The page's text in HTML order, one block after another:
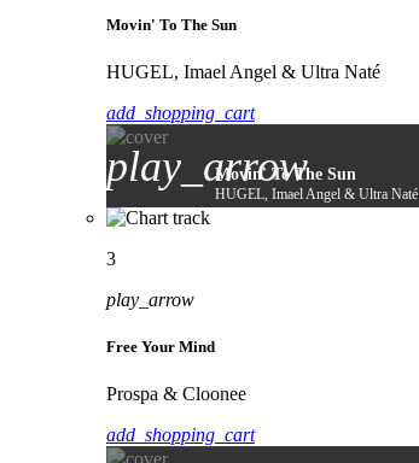
Movin' To The Sun
HUGEL, Imael Angel & Ultra Naté
add_shopping_cart
play_arrow
Movin' To The Sun
HUGEL, Imael Angel & Ultra Naté
3
play_arrow
Free Your Mind
Prospa & Cloonee
add_shopping_cart